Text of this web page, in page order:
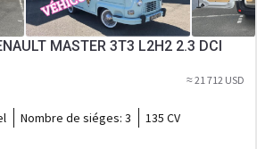
MASTER 3T3 L2H2 2.3 DCI
≈ 21 712 USD
Nombre de siéges: 3
135 CV